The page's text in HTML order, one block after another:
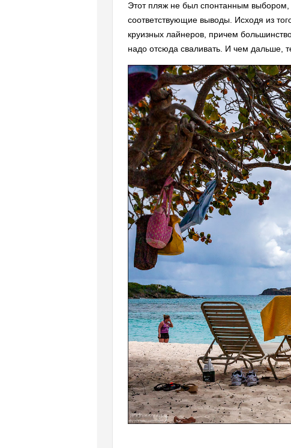
Этот пляж не был спонтанным выбором,
соответствующие выводы. Исходя из
круизных лайнеров, причем
надо отсюда сваливать. И чем дальше,